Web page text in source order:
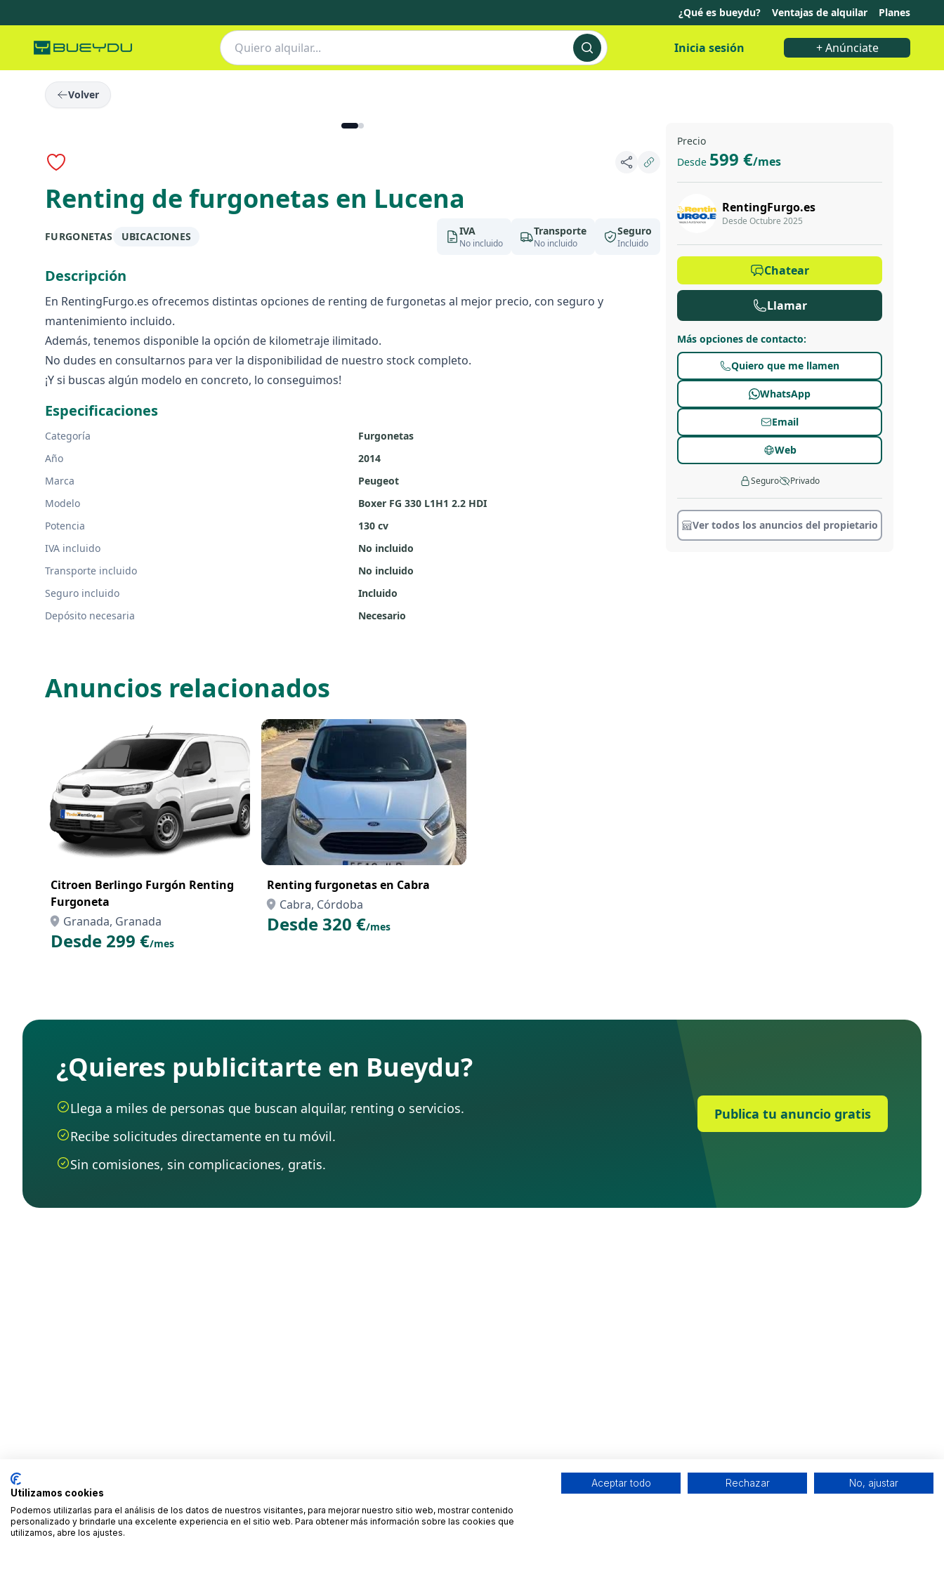
¿Qué es bueydu? Ventajas de alquilar Planes
Inicia sesión + Anúnciate
Volver
Renting de furgonetas en Lucena
FURGONETAS UBICACIONES IVA
No incluido
Transporte
No incluido
Seguro
Incluido
Descripción
En RentingFurgo.es ofrecemos distintas opciones de renting de furgonetas al mejor precio, con seguro y
mantenimiento incluido.
Además, tenemos disponible la opción de kilometraje ilimitado.
No dudes en consultarnos para ver la disponibilidad de nuestro stock completo.
¡Y si buscas algún modelo en concreto, lo conseguimos!
Especificaciones
Categoría
Furgonetas
Año
2014
Marca
Peugeot
Modelo
Boxer FG 330 L1H1 2.2 HDI
Potencia
130 cv
IVA incluido
No incluido
Transporte incluido
No incluido
Seguro incluido
Incluido
Depósito necesaria
Necesario
Precio
Desde 599 €/mes
RentingFurgo.es
Desde Octubre 2025
Chatear
Llamar
Más opciones de contacto:
Quiero que me llamen
WhatsApp
Email
Web
Seguro Privado
Ver todos los anuncios del propietario
Anuncios relacionados
Citroen Berlingo Furgón Renting
Furgoneta
Granada, Granada
Desde 299 €/mes
Renting furgonetas en Cabra
Cabra, Córdoba
Desde 320 €/mes
¿Quieres publicitarte en Bueydu?
Llega a miles de personas que buscan alquilar, renting o servicios.
Recibe solicitudes directamente en tu móvil.
Sin comisiones, sin complicaciones, gratis.
Publica tu anuncio gratis
Utilizamos cookies
Podemos utilizarlas para el análisis de los datos de nuestros visitantes, para mejorar nuestro sitio web, mostrar contenido
personalizado y brindarle una excelente experiencia en el sitio web. Para obtener más información sobre las cookies que
utilizamos, abre los ajustes.
Aceptar todo Rechazar No, ajustar